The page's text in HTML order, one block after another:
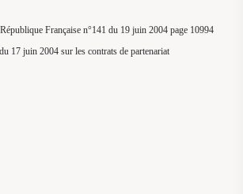
Française n°141 du 19 juin 2004 page 10994
17 juin 2004 sur les contrats de partenariat